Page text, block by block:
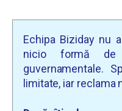
Echipa Biziday nu
nicio formă de
guvernamentale.
limitate, iar reclama